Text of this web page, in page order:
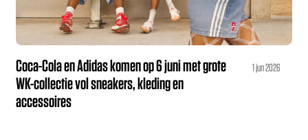
Coca-Cola en Adidas komen op 6 juni met grote
WK-collectie vol sneakers, kleding en
accessoires
1 jun 2026